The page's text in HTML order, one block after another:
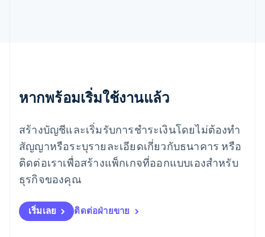
หากพร้อมเริ่มใช้งานแล้ว
สร้างบัญชีและเริ่มรับการชำระเงินโดยไม่ต้องทำ
สัญญาหรือระบุรายละเอียดเกี่ยวกับธนาคาร หรือ
ติดต่อเราเพื่อสร้างแพ็กเกจที่ออกแบบเองสำหรับ
ธุรกิจของคุณ
เริ่มเลย ติดต่อฝ่ายขาย
English
ลักเซมเบิร์ก
ลัตเวีย
English
ลิกเตนสไตน์
DeutschEnglish
ลิทัวเนีย
สเปน
EspañolEnglish
สโลวาเกีย